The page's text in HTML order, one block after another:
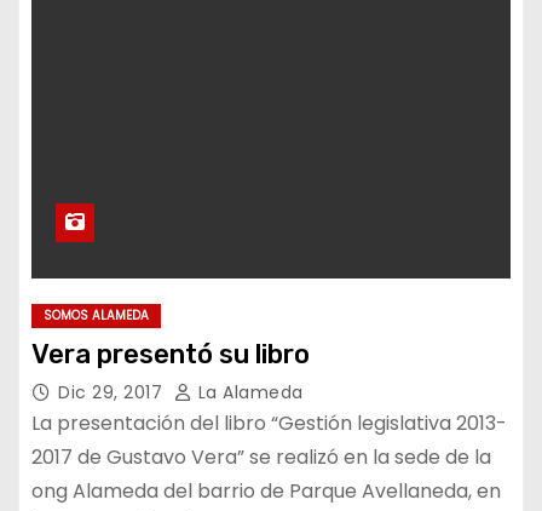
SOMOS ALAMEDA
Vera presentó su libro
Dic 29, 2017 La Alameda
La presentación del libro “Gestión legislativa 2013-
2017 de Gustavo Vera” se realizó en la sede de la
ong Alameda del barrio de Parque Avellaneda, en